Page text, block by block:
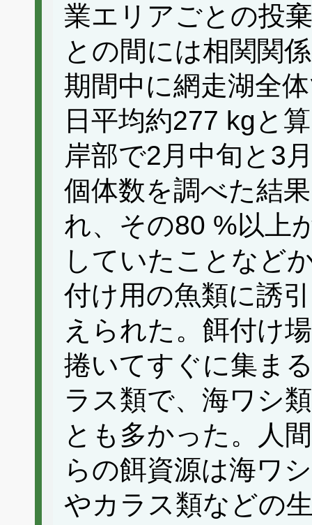
業エリアごとの投
との間には相関関
期間中に網走湖全
日平均約277 kgと
岸部で2月中旬と3
個体数を調べた結
れ、その80 %以上
していたことなど
付け用の魚類に誘
えられた。餌付け
捲いてすぐに集ま
ラス類で、海ワシ
とも多かった。人
らの餌資源は海ワ
やカラス類などの